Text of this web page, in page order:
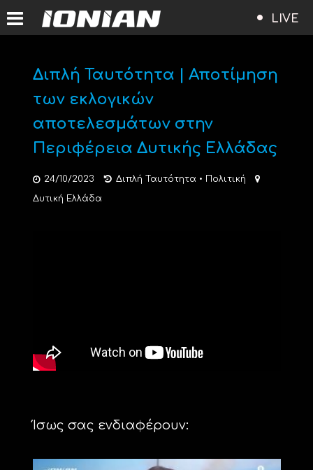
LIVE
Διπλή Ταυτότητα | Αποτίμηση
των εκλογικών
αποτελεσμάτων στην
Περιφέρεια Δυτικής Ελλάδας
24/10/2023 Διπλή Ταυτότητα • Πολιτική
Δυτική Ελλάδα
Ίσως σας ενδιαφέρουν: